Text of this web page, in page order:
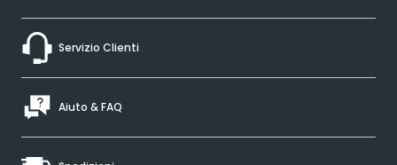
Servizio Clienti
Aiuto & FAQ